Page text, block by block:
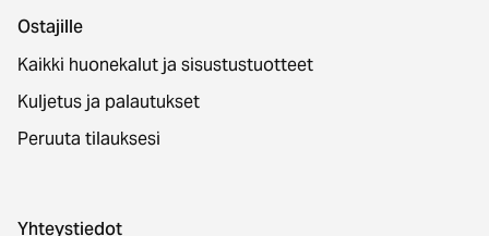
Ostajille
Kaikki huonekalut ja sisustustuotteet
Kuljetus ja palautukset
Peruuta tilauksesi
Yhteystiedot